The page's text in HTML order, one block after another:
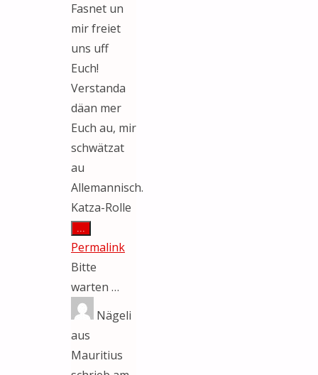
Fasnet un
mir freiet
uns uff
Euch!
Verstanda
däan mer
Euch au, mir
schwätzat
au
Allemannisch.
Katza-Rolle
...
Metabox
ein-/ausblenden.
Permalink
Bitte
warten …
Nägeli
aus
Mauritius